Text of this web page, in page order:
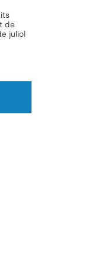
de
juliol